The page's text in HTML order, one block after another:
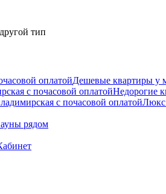
тип
оплатойДешевые квартиры у
c почасовой оплатойНедорогие
c почасовой оплатойЛюкс
рядом